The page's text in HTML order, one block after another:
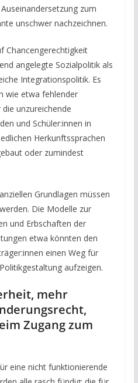
zum
unschwer nachzeichnen.
Chancengerechtigkeit
angelegte Sozialpolitik als
Integrationspolitik. Es
wie etwa fehlender
unzureichende
und Schüler:innen in
Herkunftssprachen
oder zumindest
Grundlagen müssen
Die Modelle zur
und Erbschaften der
etwa könnten den
einen Weg für
aufzeigen.
mehr
Zugang zum
eine nicht funktionierende